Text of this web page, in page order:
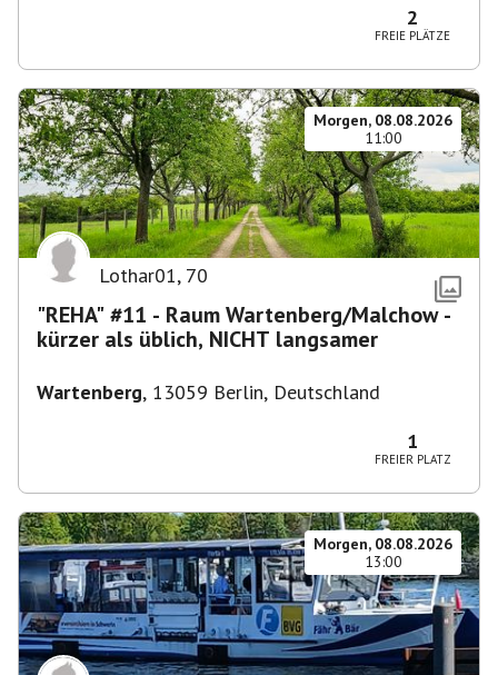
2
FREIE PLÄTZE
Morgen, 08.08.2026
11:00
Lothar01, 70
"REHA" #11 - Raum Wartenberg/Malchow -
kürzer als üblich, NICHT langsamer
Wartenberg, 13059 Berlin, Deutschland
1
FREIER PLATZ
Morgen, 08.08.2026
13:00